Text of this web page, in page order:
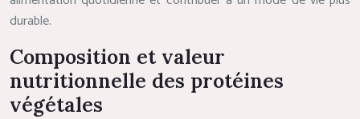
durable.
Composition et valeur
nutritionnelle des protéines
végétales